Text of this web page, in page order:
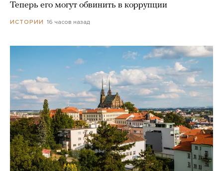
Теперь его могут обвинить в коррупции
ИСТОРИИ 16 часов назад